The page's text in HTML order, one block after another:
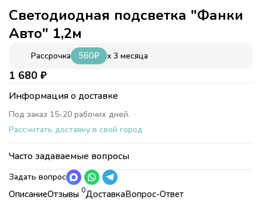
ОписаниеОтзывы 0ДоставкаВопрос-Ответ
Светодиодная подсветка "Фанки
Авто" 1,2м
Рассрочка 560₽ x 3 месяца
1 680 ₽
Информация о доставке
Под заказ 15-20 рабочих дней.
Рассчитать доставку в свой город
Часто задаваемые вопросы
Задать вопрос